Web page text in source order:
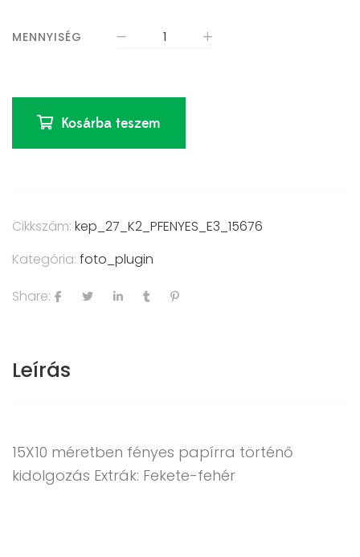
MENNYISÉG
Kosárba teszem
Cikkszám: kep_27_K2_PFENYES_E3_15676
Kategória: foto_plugin
Share:
Leírás
15X10 méretben fényes papírra történő
kidolgozás Extrák: Fekete-fehér